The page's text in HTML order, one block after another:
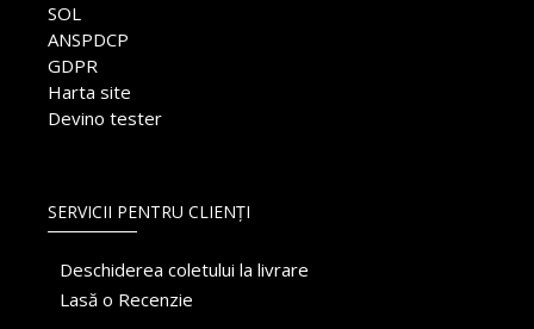
SOL
ANSPDCP
GDPR
Harta site
Devino tester
SERVICII PENTRU CLIENȚI
Deschiderea coletului la livrare
Lasă o Recenzie